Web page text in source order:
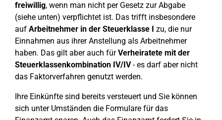
freiwillig, wenn man nicht per Gesetz zur Abgabe
(siehe unten) verpflichtet ist. Das trifft insbesondere
auf Arbeitnehmer in der Steuerklasse I
zu, die nur
Einnahmen aus ihrer Anstellung als Arbeitnehmer
haben. Das gilt aber auch fürVerheiratete mit der
Steuerklassenkombination IV/IV- es darf aber nicht
das Faktorverfahren genutzt werden.
Ihre Einkünfte sind bereits versteuert und Sie können
sich unter Umständen die Formulare für das